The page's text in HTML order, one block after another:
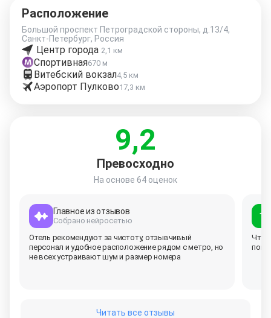
Расположение
Большой проспект Петроградской стороны, д.13/4,
Санкт-Петербург, Россия
Центр города 2,1 км
Спортивная670 м
Витебский вокзал4,5 км
Аэропорт Пулково17,3 км
9,2
Превосходно
На основе 64 оценок
Главное из отзывов
Собрано нейросетью
Отель рекомендуют за чистоту, отзывчивый
персонал и удобное расположение рядом с метро, но
не всех устраивают шум и размер номера
10
Что
Читать все отзывы